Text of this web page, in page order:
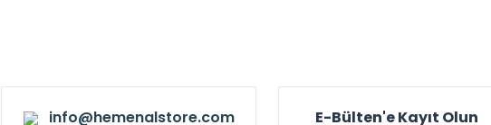
info@hemenalstore.com E-Bülten'e Kayıt Olun